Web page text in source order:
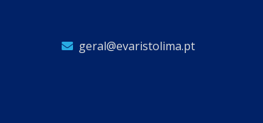
geral@evaristolima.pt